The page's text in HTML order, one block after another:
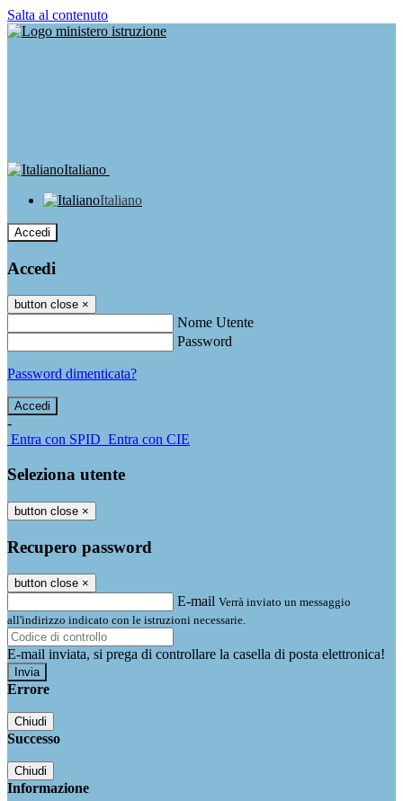
Salta al contenuto
Italiano
Italiano
Accedi
Accedi
button close ×
Nome Utente
Password
Password dimenticata?
-
Entra con SPID Entra con CIE
Seleziona utente
button close ×
Recupero password
button close ×
E-mail Verrà inviato un messaggio
all'indirizzo indicato con le istruzioni necessarie.
E-mail inviata, si prega di controllare la casella di posta elettronica!
Errore
Chiudi
Successo
Chiudi
Informazione